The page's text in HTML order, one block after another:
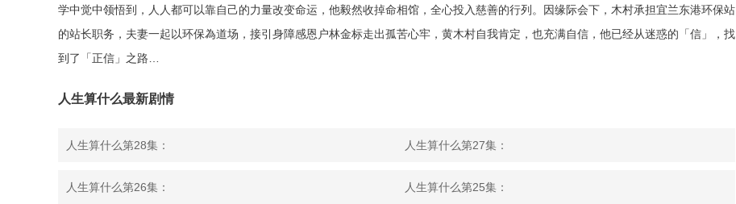
学中觉中领悟到，人人都可以靠自己的力量改变命运，他毅然收掉命相馆，全心投入慈善的行列。因缘际会下，木村承担宜兰东港环保站
的站长职务，夫妻一起以环保為道场，接引身障感恩户林金标走出孤苦心牢，黄木村自我肯定，也充满自信，他已经从迷惑的「信」，找
到了「正信」之路…
人生算什么最新剧情
人生算什么第28集： 人生算什么第27集：
人生算什么第26集： 人生算什么第25集：